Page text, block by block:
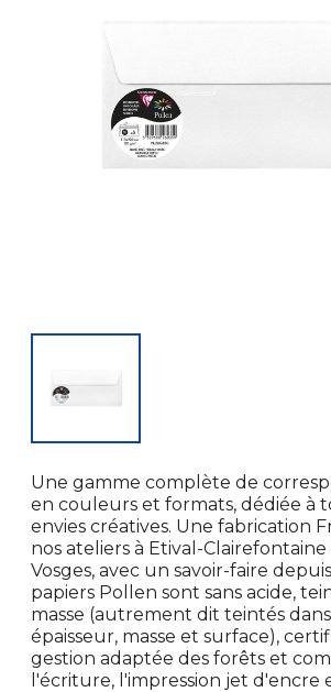
Une gamme complète de
en couleurs et formats, dédiée à
envies créatives. Une fabrication
nos ateliers à Etival-Clairefontaine
Vosges, avec un savoir-faire
papiers Pollen sont sans acide,
masse (autrement dit teintés
épaisseur, masse et surface),
gestion adaptée des forêts et
l'écriture, l'impression jet d'encre